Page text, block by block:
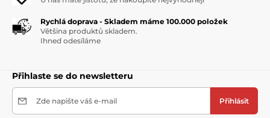
Rychlá doprava - Skladem máme 100.000 položek
Většina produktů skladem.
Ihned odesíláme
Přihlaste se do newsletteru
Zde napište váš e-mail Přihlásit